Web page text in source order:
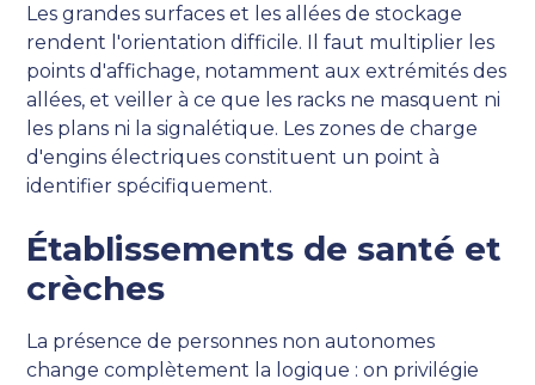
Les grandes surfaces et les allées de stockage
rendent l'orientation difficile. Il faut multiplier les
points d'affichage, notamment aux extrémités des
allées, et veiller à ce que les racks ne masquent ni
les plans ni la signalétique. Les zones de charge
d'engins électriques constituent un point à
identifier spécifiquement.
Établissements de santé et
crèches
La présence de personnes non autonomes
change complètement la logique : on privilégie